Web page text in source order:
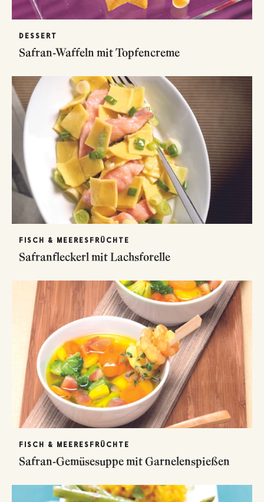
DESSERT
Safran-Waffeln mit Topfencreme
FISCH & MEERESFRÜCHTE
Safranfleckerl mit Lachsforelle
FISCH & MEERESFRÜCHTE
Safran-Gemüsesuppe mit Garnelenspießen